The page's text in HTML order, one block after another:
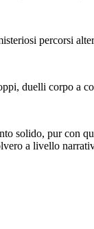
percorsi
duelli corpo a
solido, pur con
a livello